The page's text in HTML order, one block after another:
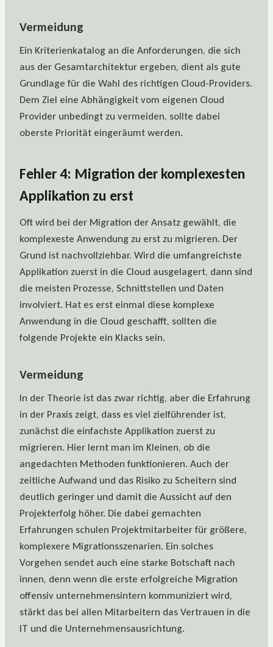
Vermeidung
Ein Kriterienkatalog an die Anforderungen, die sich
aus der Gesamtarchitektur ergeben, dient als gute
Grundlage für die Wahl des richtigen Cloud-Providers.
Dem Ziel eine Abhängigkeit vom eigenen Cloud
Provider unbedingt zu vermeiden, sollte dabei
oberste Priorität eingeräumt werden.
Fehler 4: Migration der komplexesten
Applikation zu erst
Oft wird bei der Migration der Ansatz gewählt, die
komplexeste Anwendung zu erst zu migrieren. Der
Grund ist nachvollziehbar. Wird die umfangreichste
Applikation zuerst in die Cloud ausgelagert, dann sind
die meisten Prozesse, Schnittstellen und Daten
involviert. Hat es erst einmal diese komplexe
Anwendung in die Cloud geschafft, sollten die
folgende Projekte ein Klacks sein.
Vermeidung
In der Theorie ist das zwar richtig, aber die Erfahrung
in der Praxis zeigt, dass es viel zielführender ist,
zunächst die einfachste Applikation zuerst zu
migrieren. Hier lernt man im Kleinen, ob die
angedachten Methoden funktionieren. Auch der
zeitliche Aufwand und das Risiko zu Scheitern sind
deutlich geringer und damit die Aussicht auf den
Projekterfolg höher. Die dabei gemachten
Erfahrungen schulen Projektmitarbeiter für größere,
komplexere Migrationsszenarien. Ein solches
Vorgehen sendet auch eine starke Botschaft nach
innen, denn wenn die erste erfolgreiche Migration
offensiv unternehmensintern kommuniziert wird,
stärkt das bei allen Mitarbeitern das Vertrauen in die
IT und die Unternehmensausrichtung.